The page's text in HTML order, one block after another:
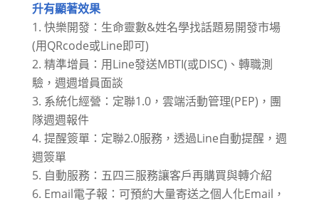
升有顯著效果
快樂開發：生命靈數&姓名學找話題易開發市場
(用QRcode或Line即可)
精準增員：用Line發送MBTI(或DISC)、轉職測
驗，週週增員面談
系統化經營：定聯1.0，雲端活動管理(PEP)，團
隊週週報件
提醒簽單：定聯2.0服務，透過Line自動提醒，週
週簽單
自動服務：五四三服務讓客戶再購買與轉介紹
Email電子報：可預約大量寄送之個人化Email，